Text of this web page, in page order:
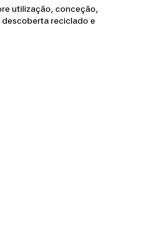
utilização, conceção,
reciclado e